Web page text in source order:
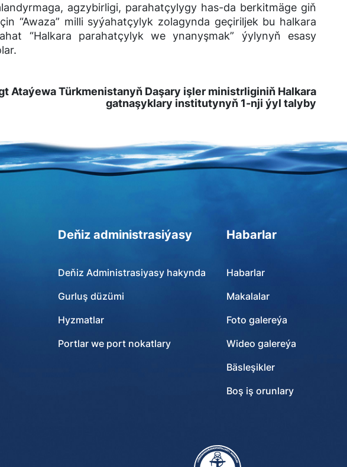
agzybirligi, parahatçylygy has-da berkitmäge giň
“Awaza” milli syýahatçylyk zolagynda geçiriljek bu halkara
“Halkara parahatçylyk we ynanyşmak” ýylynyň esasy
Ataýewa Türkmenistanyň Daşary işler ministrliginiň Halkara
gatnaşyklary institutynyň 1-nji ýyl talyby
Deňiz administrasiýasy
Deňiz Administrasiyasy hakynda
Gurluş düzümi
Hyzmatlar
Portlar we port nokatlary
Habarlar
Habarlar
Makalalar
Foto galereýa
Wideo galereýa
Bäsleşikler
Boş iş orunlary